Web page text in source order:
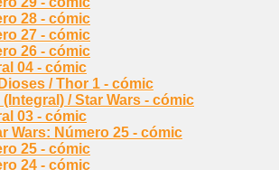
28 - cómic
27 - cómic
26 - cómic
04 - cómic
/ Thor 1 - cómic
/ Star Wars - cómic
03 - cómic
Wars: Número 25 - cómic
25 - cómic
24 - cómic